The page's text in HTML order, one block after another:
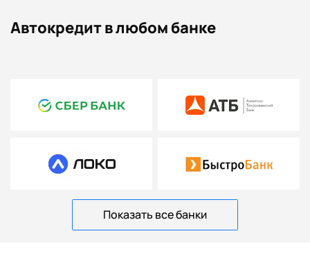
Автокредит в любом банке
Показать все банки